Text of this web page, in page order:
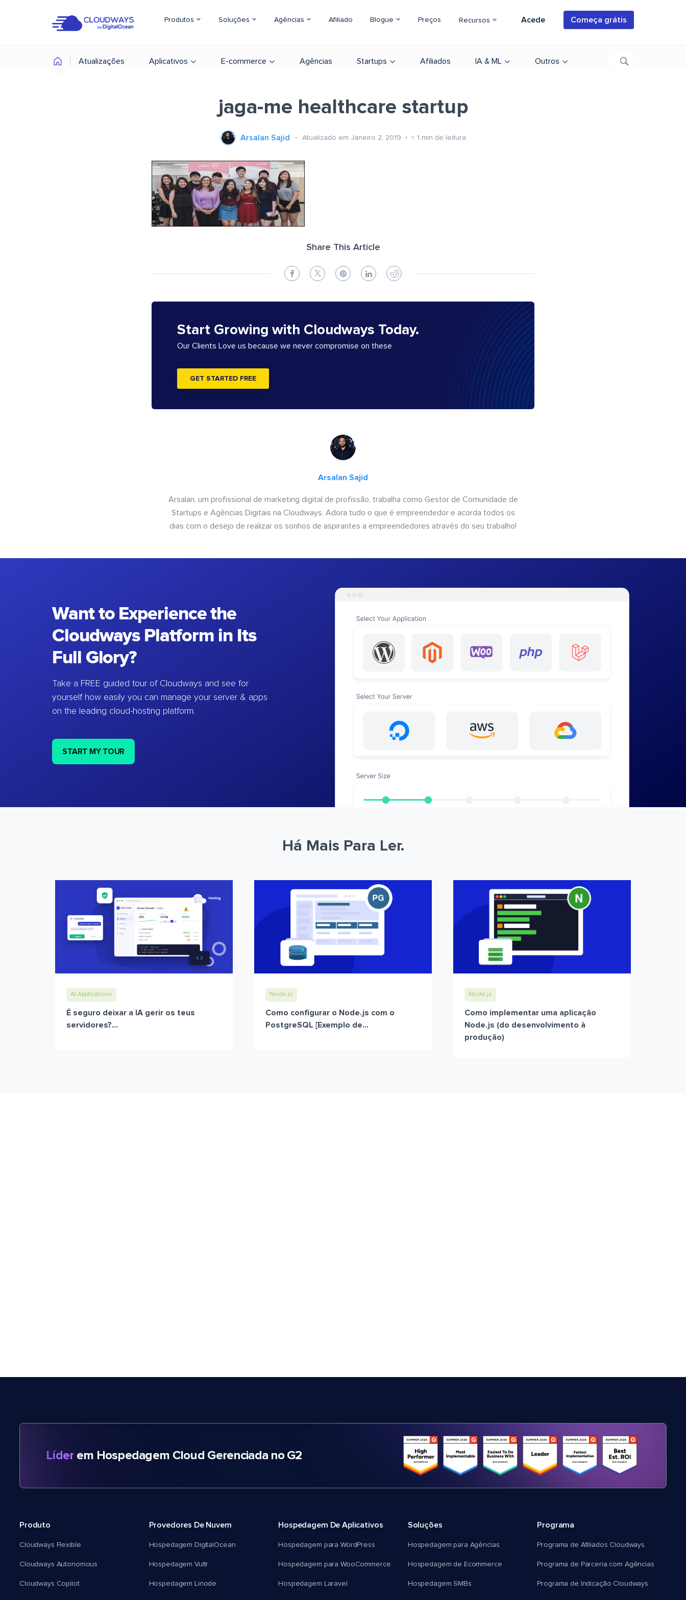
Produtos Soluções Agências Afiliado Blogue Preços Recursos Acede Começa grátis
Atualizações Aplicativos E-commerce Agências Startups Afiliados IA & ML Outros
jaga-me healthcare startup
Arsalan Sajid Atualizado em Janeiro 2, 2019 < 1 min de leitura
Share This Article
Start Growing with Cloudways Today.
Our Clients Love us because we never compromise on these
GET STARTED FREE
Arsalan Sajid
Arsalan, um profissional de marketing digital de profissão, trabalha como Gestor de Comunidade de
Startups e Agências Digitais na Cloudways. Adora tudo o que é empreendedor e acorda todos os
dias com o desejo de realizar os sonhos de aspirantes a empreendedores através do seu trabalho!
Want to Experience the
Cloudways Platform in Its
Full Glory?
Take a FREE guided tour of Cloudways and see for
yourself how easily you can manage your server & apps
on the leading cloud-hosting platform.
START MY TOUR
Há Mais Para Ler.
AI Applications
É seguro deixar a IA gerir os teus
servidores?...
Node.js
Como configurar o Node.js com o
PostgreSQL [Exemplo de...
Node.js
Como implementar uma aplicação
Node.js (do desenvolvimento à
produção)
Líder em Hospedagem Cloud Gerenciada no G2
Produto
Cloudways Flexible
Cloudways Autonomous
Cloudways Copilot
Provedores De Nuvem
Hospedagem DigitalOcean
Hospedagem Vultr
Hospedagem Linode
Hospedagem De Aplicativos
Hospedagem para WordPress
Hospedagem para WooCommerce
Hospedagem Laravel
Soluções
Hospedagem para Agências
Hospedagem de Ecommerce
Hospedagem SMBs
Programa
Programa de Afiliados Cloudways
Programa de Parceria com Agências
Programa de Indicação Cloudways